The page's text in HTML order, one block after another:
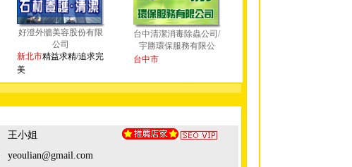
好澄外牆美容股份有限
公司
新北市精益求精/追求完
美
台中清潔消毒除蟲公司/
宇勝環保服務有限公
台中市
王小姐
yeoulian@gmail.com